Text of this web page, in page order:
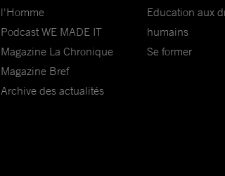
l'Homme
Podcast WE MADE IT
Magazine La Chronique
Magazine Bref
Archive des actualités
Education aux
humains
Se former